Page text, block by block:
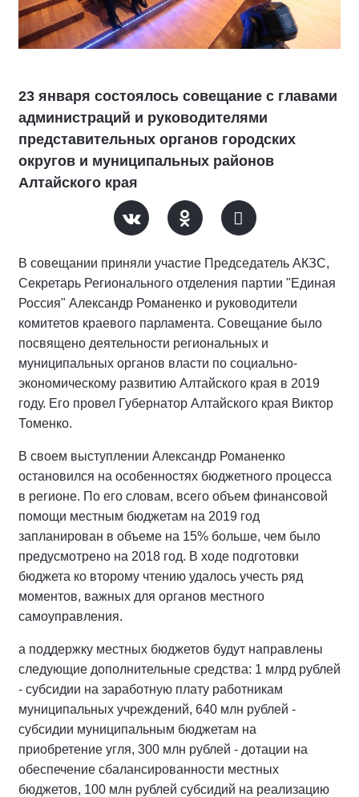
23 января состоялось совещание с главами
администраций и руководителями
представительных органов городских
округов и муниципальных районов
Алтайского края
В совещании приняли участие Председатель АКЗС,
Секретарь Регионального отделения партии "Единая
Россия" Александр Романенко и руководители
комитетов краевого парламента. Совещание было
посвящено деятельности региональных и
муниципальных органов власти по социально-
экономическому развитию Алтайского края в 2019
году. Его провел Губернатор Алтайского края Виктор
Томенко.
В своем выступлении Александр Романенко
остановился на особенностях бюджетного процесса
в регионе. По его словам, всего объем финансовой
помощи местным бюджетам на 2019 год
запланирован в объеме на 15% больше, чем было
предусмотрено на 2018 год. В ходе подготовки
бюджета ко второму чтению удалось учесть ряд
моментов, важных для органов местного
самоуправления.
а поддержку местных бюджетов будут направлены
следующие дополнительные средства: 1 млрд рублей
- субсидии на заработную плату работникам
муниципальных учреждений, 640 млн рублей -
субсидии муниципальным бюджетам на
приобретение угля, 300 млн рублей - дотации на
обеспечение сбалансированности местных
бюджетов, 100 млн рублей субсидий на реализацию